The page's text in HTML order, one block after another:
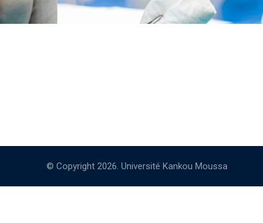
© Copyright 2026. Université Kankou Moussa